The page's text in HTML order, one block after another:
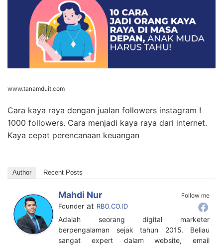
www.tanamduit.com
Cara kaya raya dengan jualan followers instagram !
1000 followers. Cara menjadi kaya raya dari internet.
Kaya cepat perencanaan keuangan
Author Recent Posts
Follow me
Mahdi Nur
Founder at RBO.CO.ID
Adalah seorang digital marketer
berpengalaman sejak tahun 2015. Beliau
sangat expert dalam website, email